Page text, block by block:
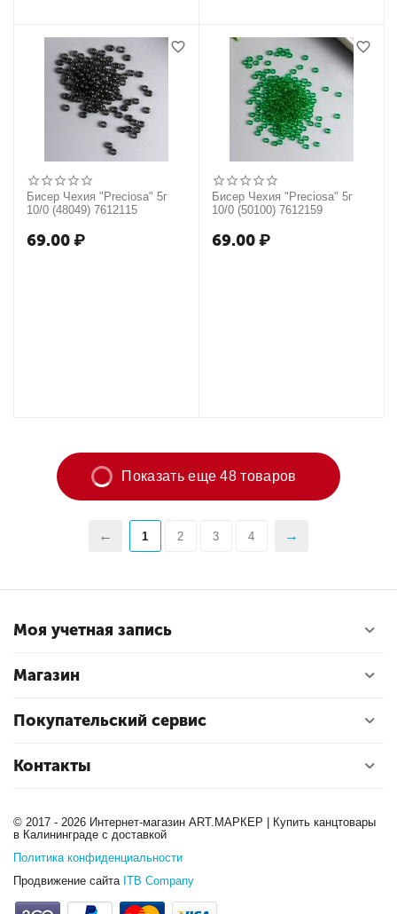
Бисер Чехия "Preciosa" 5г
10/0 (48049) 7612115
69.00₽
Бисер Чехия "Preciosa" 5г
10/0 (50100) 7612159
69.00₽
Показать еще 48 товаров
1 2 3 4
Моя учетная запись
Магазин
Покупательский сервис
Контакты
© 2017 - 2026 Интернет-магазин ART.МАРКЕР | Купить канцтовары
в Калининграде с доставкой
Политика конфиденциальности
Продвижение сайта ITB Company